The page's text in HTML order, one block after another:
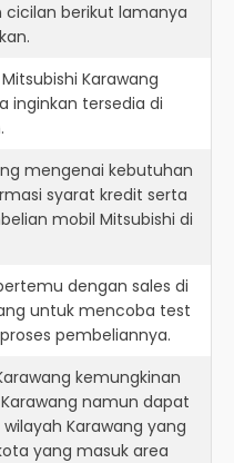
cicilan berikut lamanya
Karawang
inginkan tersedia di
mengenai kebutuhan
syarat kredit serta
mobil Mitsubishi di
dengan sales di
untuk mencoba test
pembeliannya.
kemungkinan
namun dapat
Karawang yang
yang masuk area